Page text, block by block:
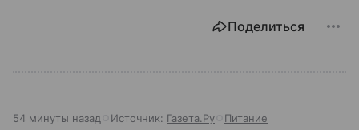
Поделиться
54 минуты назад Источник: Газета.Ру Питание